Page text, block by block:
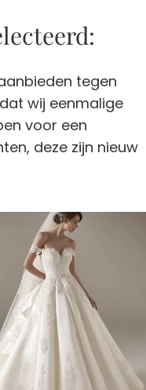
tegen
wij eenmalige
voor een
deze zijn nieuw